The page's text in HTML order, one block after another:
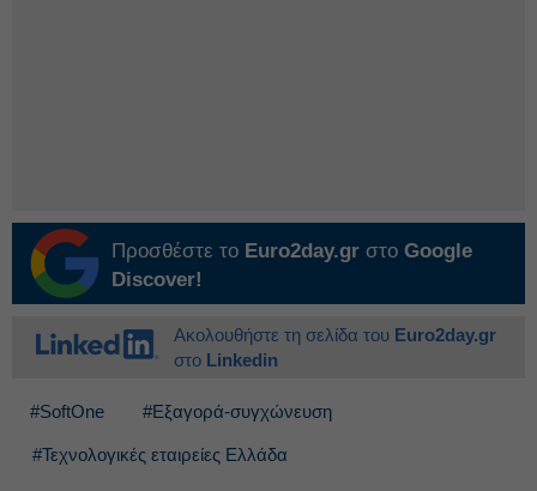
Προσθέστε το Euro2day.gr στο Google
Discover!
Ακολουθήστε τη σελίδα του Euro2day.gr
στο Linkedin
#SoftOne #Εξαγορά-συγχώνευση
#Τεχνολογικές εταιρείες Ελλάδα